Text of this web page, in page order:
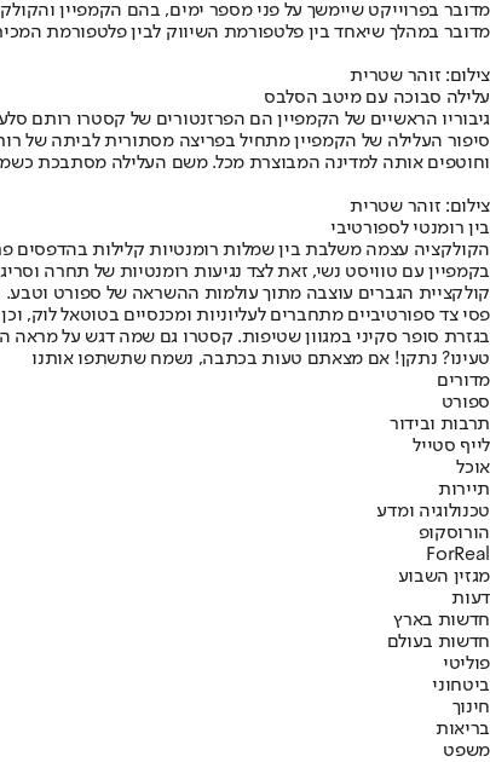
מדובר בפרוייקט שיימשך על פני מספר ימים, בהם הקמפיין
מדובר במהלך שיאחד בין פלטפורמת השיווק לבין פלטפורמת
צילום: זוהר שטרית
עלילה סבוכה עם מיטב הסלבס
גיבוריו הראשיים של הקמפיין הם הפרזנטורים של קסטרו רותם
סיפור העלילה של הקמפיין מתחיל בפריצה מסתורית לביתה של
וחוטפים אותה למדינה המבוצרת מכל. משם העלילה מסתבכת
צילום: זוהר שטרית
בין רומנטי לספורטיבי
הקולקציה עצמה משלבת בין שמלות רומנטיות קלילות בהדפסים
בקמפיין עם טוויסט נשי, זאת לצד נגיעות רומנטיות של תחרה
קולקציית הגברים עוצבה מתוך עולמות ההשראה של ספורט וטבע.
פסי צד ספורטיביים מתחברים לעליוניות ומכנסיים בטוטאל לוק,
בגזרת סופר סקיני במגוון שטיפות. קסטרו גם שמה דגש על מראה
טעינו? נתקן! אם מצאתם טעות בכתבה, נשמח שתשתפו אותנו
מדורים
ספורט
תרבות ובידור
לייף סטייל
אוכל
תיירות
טכנולוגיה ומדע
הורוסקופ
ForReal
מגזין השבוע
דעות
חדשות בארץ
חדשות בעולם
פוליטי
ביטחוני
חינוך
בריאות
משפט